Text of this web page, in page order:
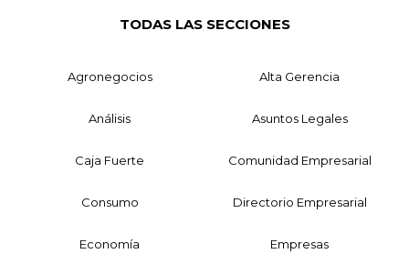
TODAS LAS SECCIONES
Agronegocios Alta Gerencia
Análisis Asuntos Legales
Caja Fuerte Comunidad Empresarial
Consumo Directorio Empresarial
Economía Empresas